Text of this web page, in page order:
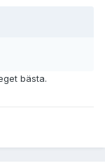
bästa.